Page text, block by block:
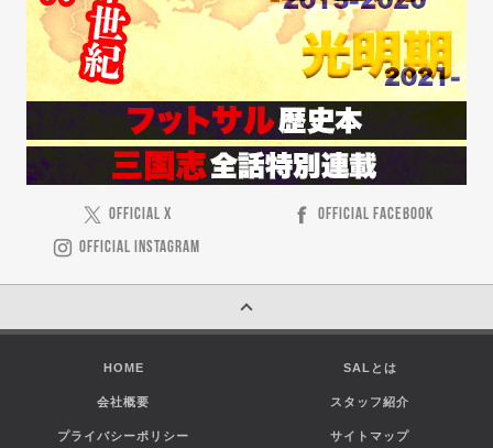
OFFICIAL X
OFFICIAL FACEBOOK
OFFICIAL INSTAGRAM
HOME SALとは
会社概要 スタッフ紹介
プライバシーポリシー サイトマップ